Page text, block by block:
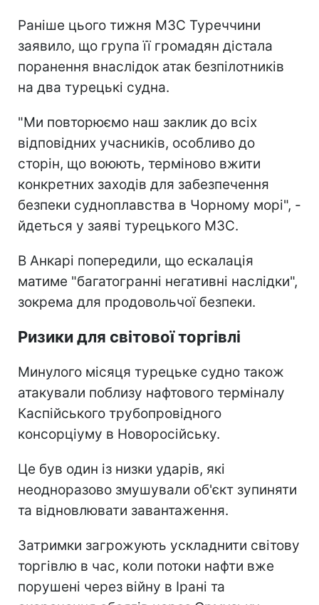
Раніше цього тижня МЗС Туреччини
заявило, що група її громадян дістала
поранення внаслідок атак безпілотників
на два турецькі судна.
"Ми повторюємо наш заклик до всіх
відповідних учасників, особливо до
сторін, що воюють, терміново вжити
конкретних заходів для забезпечення
безпеки судноплавства в Чорному морі", -
йдеться у заяві турецького МЗС.
В Анкарі попередили, що ескалація
матиме "багатогранні негативні наслідки",
зокрема для продовольчої безпеки.
Ризики для світової торгівлі
Минулого місяця турецьке судно також
атакували поблизу нафтового терміналу
Каспійського трубопровідного
консорціуму в Новоросійську.
Це був один із низки ударів, які
неодноразово змушували об'єкт зупиняти
та відновлювати завантаження.
Затримки загрожують ускладнити світову
торгівлю в час, коли потоки нафти вже
порушені через війну в Ірані та